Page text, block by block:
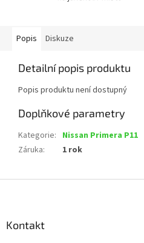
Popis Diskuze
Detailní popis produktu
Popis produktu není dostupný
Doplňkové parametry
Kategorie: Nissan Primera P11
Záruka: 1 rok
Kontakt